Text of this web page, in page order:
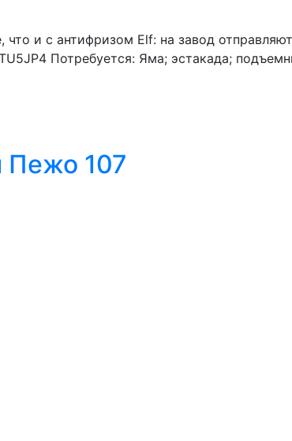
и с антифризом Elf: на завод отправляют
Потребуется: Яма; эстакада;
Пежо 107